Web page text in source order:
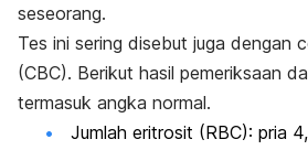
seseorang.
Tes ini sering disebut juga dengan c
(CBC). Berikut hasil pemeriksaan
termasuk angka normal.
Jumlah eritrosit (RBC): pria